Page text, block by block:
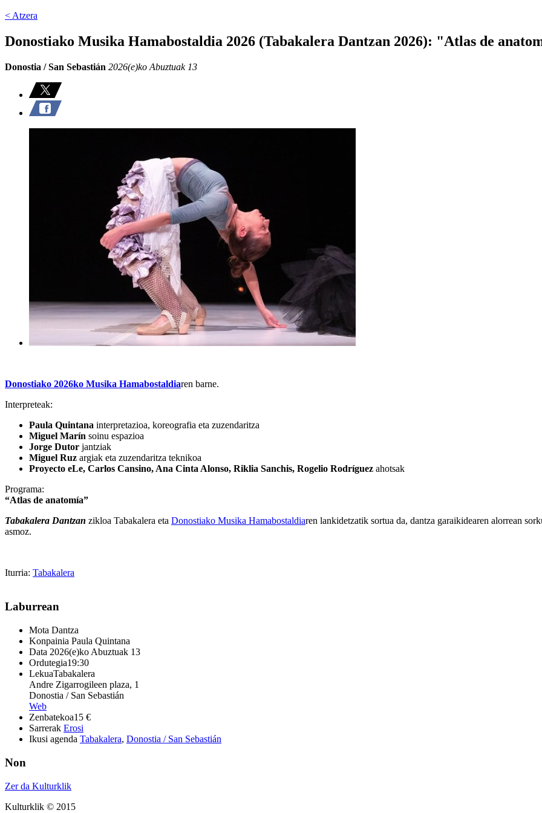
< Atzera
Donostiako Musika Hamabostaldia 2026 (Tabakalera Dantzan 2026): "Atlas de
Donostia / San Sebastián 2026(e)ko Abuztuak 13
Donostiako 2026ko Musika Hamabostaldiaren barne.
Interpreteak:
Paula Quintana interpretazioa, koreografia eta zuzendaritza
Miguel Marín soinu espazioa
Jorge Dutor jantziak
Miguel Ruz argiak eta zuzendaritza teknikoa
Proyecto eLe, Carlos Cansino, Ana Cinta Alonso, Riklia Sanchis, Rogelio Rodríguez ahotsak
Programa:
“Atlas de anatomía”
Tabakalera Dantzan zikloa Tabakalera eta Donostiako Musika Hamabostaldiaren lankidetzatik sortua da, dantza garaikidearen alorrean
asmoz.
Iturria: Tabakalera
Laburrean
Mota Dantza
Konpainia Paula Quintana
Data 2026(e)ko Abuztuak 13
Ordutegia19:30
LekuaTabakalera
Andre Zigarrogileen plaza, 1
Donostia / San Sebastián
Web
Zenbatekoa15 €
Sarrerak Erosi
Ikusi agenda Tabakalera, Donostia / San Sebastián
Non
Zer da Kulturklik
Kulturklik © 2015